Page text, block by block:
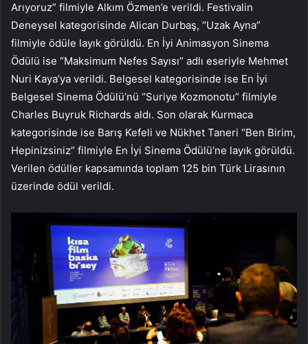
Arıyoruz” filmiyle Alkım Özmen’e verildi. Festivalin
Deneysel kategorisinde Alican Durbaş, “Uzak Ayna”
filmiyle ödüle layık görüldü. En İyi Animasyon Sinema
Ödülü ise “Maksimum Nefes Sayısı” adlı eseriyle Mehmet
Nuri Kaya’ya verildi. Belgesel kategorisinde ise En İyi
Belgesel Sinema Ödülü’nü “Suriye Kozmonotu” filmiyle
Charles Buyruk Richards aldı. Son olarak Kurmaca
kategorisinde ise Barış Kefeli ve Nükhet Taneri “Ben Birim,
Hepinizsiniz” filmiyle En İyi Sinema Ödülü’ne layık görüldü.
Verilen ödüller kapsamında toplam 125 bin Türk Lirasının
üzerinde ödül verildi.